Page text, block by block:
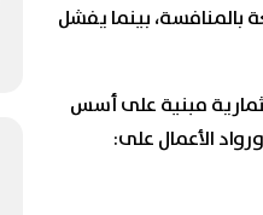
بينما يفشل
مبنية على أسس
الأعمال على: